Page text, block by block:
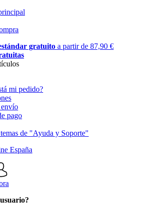
gratuito a partir de 87,90 €
mi pedido?
envío
pago
de "Ayuda y Soporte"